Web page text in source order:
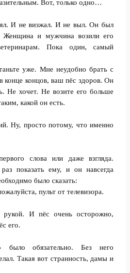
Вот, только одно…
И не визжал. И не выл. Он был
Женщина и мужчина возили его
Пока один, самый
уже. Мне неудобно брать с
конце концов, ваш пёс здоров. Он
Не хочет. Не возите его больше
какой он есть.
Ну, просто потому, что именно
слова или даже взгляда.
показать ему, и он навсегда
было сказать:
пульт от телевизора.
рукой. И пёс очень осторожно,
его.
было обязательно. Без него
Такая вот странность, дамы и